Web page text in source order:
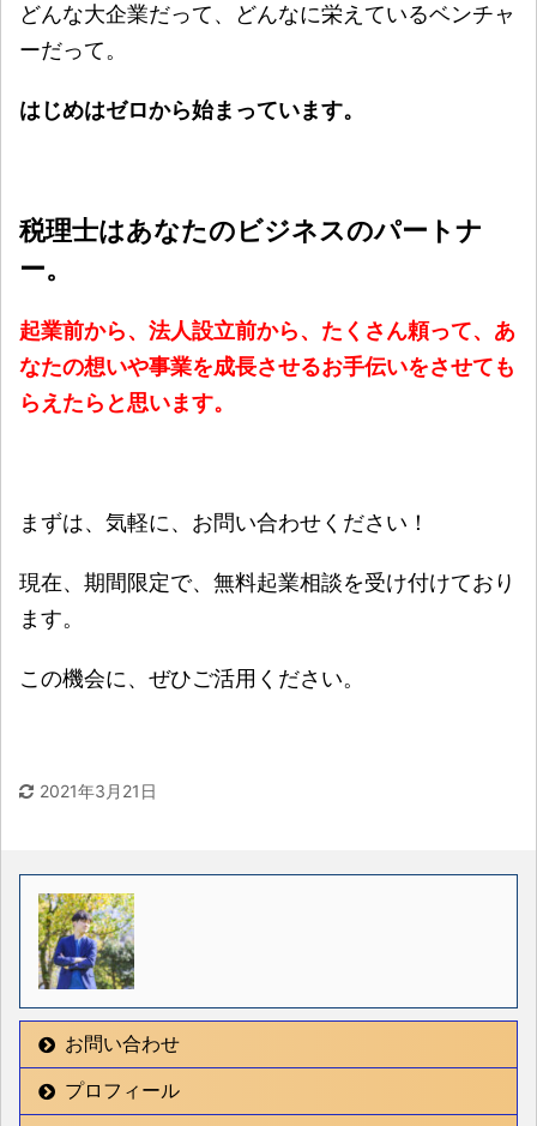
どんな大企業だって、どんなに栄えているベンチャ
ーだって。
はじめはゼロから始まっています。
税理士はあなたのビジネスのパートナ
ー。
起業前から、法人設立前から、たくさん頼って、あ
なたの想いや事業を成長させるお手伝いをさせても
らえたらと思います。
まずは、気軽に、お問い合わせください！
現在、期間限定で、無料起業相談を受け付けており
ます。
この機会に、ぜひご活用ください。
2021年3月21日
お問い合わせ
プロフィール